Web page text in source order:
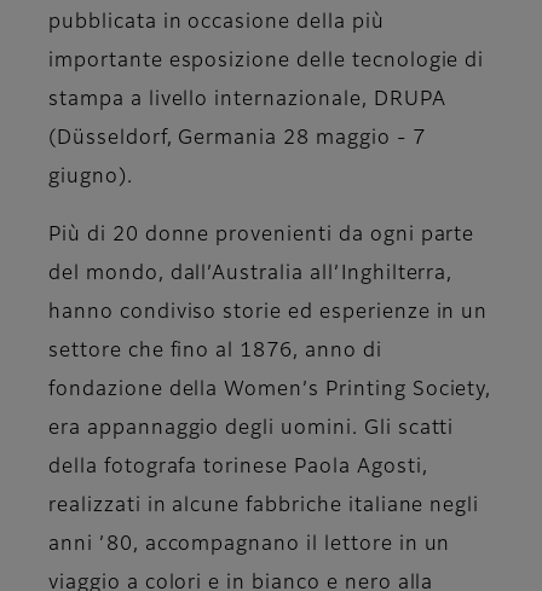
pubblicata in occasione della più
importante esposizione delle tecnologie di
stampa a livello internazionale, DRUPA
(Düsseldorf, Germania 28 maggio - 7
giugno).
Più di 20 donne provenienti da ogni parte
del mondo, dall’Australia all’Inghilterra,
hanno condiviso storie ed esperienze in un
settore che fino al 1876, anno di
fondazione della Women’s Printing Society,
era appannaggio degli uomini. Gli scatti
della fotografa torinese Paola Agosti,
realizzati in alcune fabbriche italiane negli
anni ’80, accompagnano il lettore in un
viaggio a colori e in bianco e nero alla